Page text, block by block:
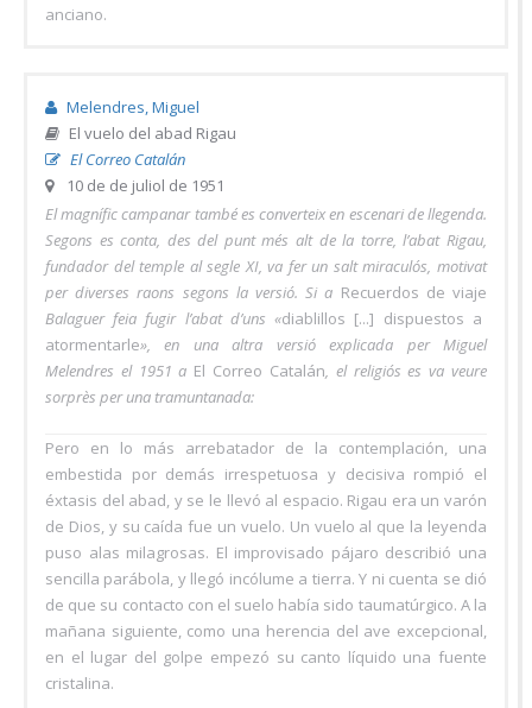
anciano.
Melendres, Miguel
El vuelo del abad Rigau
El Correo Catalán
10 de de juliol de 1951
El magnífic campanar també es converteix en escenari de llegenda.
Segons es conta, des del punt més alt de la torre, l’abat Rigau,
fundador del temple al segle XI, va fer un salt miraculós, motivat
per diverses raons segons la versió. Si a Recuerdos de viaje
Balaguer feia fugir l’abat d’uns «diablillos [...] dispuestos a
atormentarle», en una altra versió explicada per Miguel
Melendres el 1951 a El Correo Catalán, el religiós es va veure
sorprès per una tramuntanada:
Pero en lo más arrebatador de la contemplación, una
embestida por demás irrespetuosa y decisiva rompió el
éxtasis del abad, y se le llevó al espacio. Rigau era un varón
de Dios, y su caída fue un vuelo. Un vuelo al que la leyenda
puso alas milagrosas. El improvisado pájaro describió una
sencilla parábola, y llegó incólume a tierra. Y ni cuenta se dió
de que su contacto con el suelo había sido taumatúrgico. A la
mañana siguiente, como una herencia del ave excepcional,
en el lugar del golpe empezó su canto líquido una fuente
cristalina.